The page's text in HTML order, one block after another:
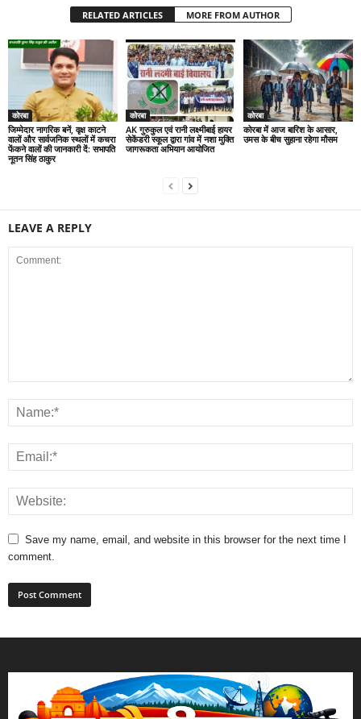
RELATED ARTICLES MORE FROM AUTHOR
कोरबा
जिम्मेदार नागरिक बनें, वृक्ष काटने
वालों और सार्वजनिक स्थलों में कचरा
फेंकने वालों की जानकारी दें: सभापति
नूतन सिंह ठाकुर
कोरबा
AK गुरुकुल एवं रानी लक्ष्मीबाई हायर
सेकेंडरी स्कूल द्वारा गांव में नशा मुक्ति
जागरूकता अभियान आयोजित
कोरबा
कोरबा में आज बारिश के आसार,
उमस के बीच सुहाना रहेगा मौसम
LEAVE A REPLY
Save my name, email, and website in this browser for the next time I
comment.